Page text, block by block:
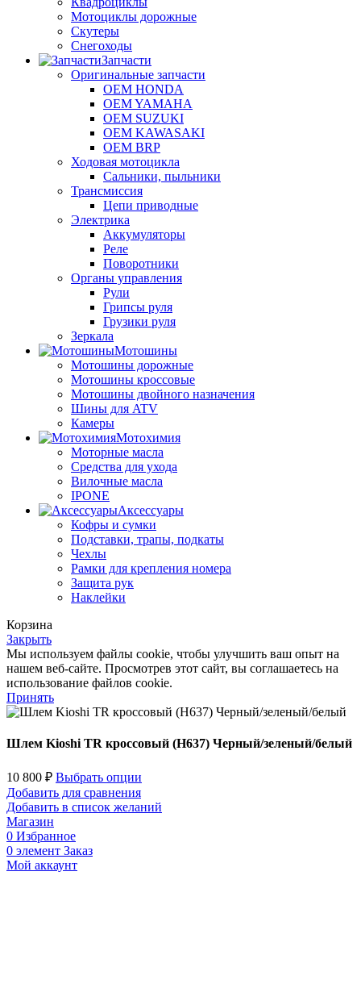
Мотоциклы дорожные
Скутеры
Снегоходы
Запчасти
Оригинальные запчасти
OEM HONDA
OEM YAMAHA
OEM SUZUKI
OEM KAWASAKI
OEM BRP
Ходовая мотоцикла
Сальники, пыльники
Трансмиссия
Цепи приводные
Электрика
Аккумуляторы
Реле
Поворотники
Органы управления
Рули
Грипсы руля
Грузики руля
Зеркала
Мотошины
Мотошины дорожные
Мотошины кроссовые
Мотошины двойного назначения
Шины для ATV
Камеры
Мотохимия
Моторные масла
Средства для ухода
Вилочные масла
IPONE
Аксессуары
Кофры и сумки
Подставки, трапы, подкаты
Чехлы
Рамки для крепления номера
Защита рук
Наклейки
Корзина
Закрыть
Мы используем файлы cookie, чтобы улучшить ваш опыт на
нашем веб-сайте. Просмотрев этот сайт, вы соглашаетесь на
использование файлов cookie.
Принять
Шлем Kioshi TR кроссовый (H637) Черный/зеленый/белый
10 800 ₽ Выбрать опции
Добавить для сравнения
Добавить в список желаний
Магазин
0 Избранное
0 элемент Заказ
Мой аккаунт